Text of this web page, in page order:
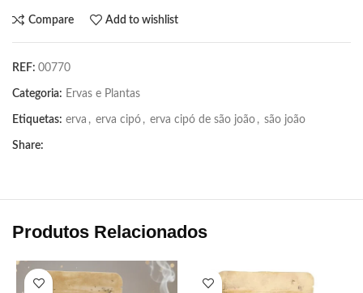
Compare Add to wishlist
REF: 00770
Categoria: Ervas e Plantas
Etiquetas: erva , erva cipó , erva cipó de são joão , são joão
Share:
Produtos Relacionados